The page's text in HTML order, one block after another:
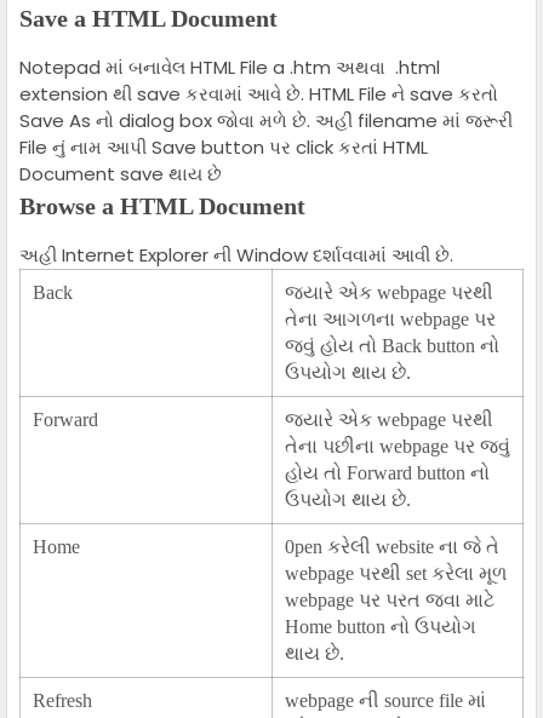
Save a HTML Document
Notepad માં બનાવેલ HTML File a .htm અથવા .html
extension થી save કરવામાં આવે છે. HTML File ને save કરતો
Save As નો dialog box જોવા મળે છે. અહીં filename માં જરૂરી
File નું નામ આપી Save button પર click કરતાં HTML
Document save થાય છે
Browse a HTML Document
અહી Internet Explorer ની Window દર્શાવવામાંં આવી છે.
Back
જ્યારે એક webpage પરથી
તેના આગળના webpage પર
જવું હોય તો Back button નો
ઉપયોગ થાય છે.
Forward
જ્યારે એક webpage પરથી
તેના પછીના webpage પર જવું
હોય તો Forward button નો
ઉપયોગ થાય છે.
Home
0pen કરેલી website ના જે તે
webpage પરથી set કરેલા મૂળ
webpage પર પરત જવા માટે
Home button નો ઉપયોગ
થાય છે.
Refresh
webpage ની source file માં